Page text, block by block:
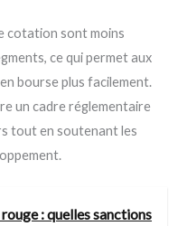
cotation sont moins
ce qui permet aux
bourse plus facilement.
un cadre réglementaire
tout en soutenant les
: quelles sanctions